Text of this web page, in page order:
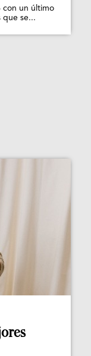
con un último
que se...